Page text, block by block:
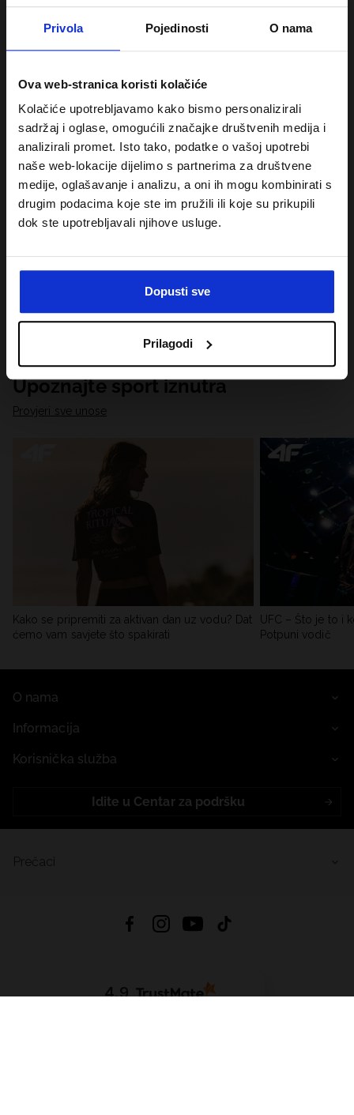
Privola Pojedinosti O nama
Ova web-stranica koristi kolačiće
Kolačiće upotrebljavamo kako bismo personalizirali
sadržaj i oglase, omogućili značajke društvenih medija i
analizirali promet. Isto tako, podatke o vašoj upotrebi
naše web-lokacije dijelimo s partnerima za društvene
medije, oglašavanje i analizu, a oni ih mogu kombinirati s
drugim podacima koje ste im pružili ili koje su prikupili
dok ste upotrebljavali njihove usluge.
Dopusti sve
Prilagodi
Upoznajte sport iznutra
Provjeri sve unose
Kako se pripremiti za aktivan dan uz vodu? Dat
ćemo vam savjete što spakirati
UFC – Što je to i
Potpuni vodič
O nama
Informacija
Korisnička služba
Idite u Centar za podršku
4.9